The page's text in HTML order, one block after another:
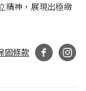
精神，展現出極緻
固條款